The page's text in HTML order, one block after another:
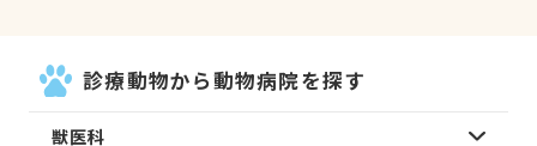
診療動物から動物病院を探す
獣医科